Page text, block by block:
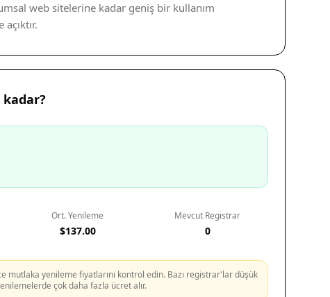
web sitelerine kadar geniş bir kullanım
Ort. Yenileme
$137.00
Mevcut Registrar
0
mutlaka yenileme fiyatlarını kontrol edin. Bazı registrar'lar düşük
çok daha fazla ücret alır.